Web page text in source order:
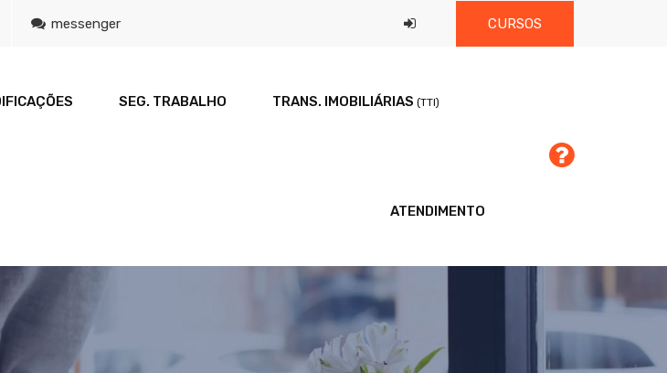
messenger CURSOS
SEG. TRABALHO TRANS. IMOBILIÁRIAS (TTI)
ATENDIMENTO